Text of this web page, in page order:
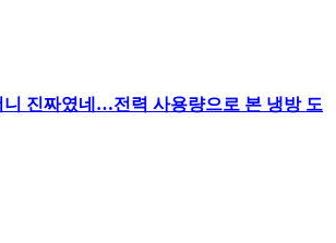
니 진짜였네…전력 사용량으로 본 냉방 도